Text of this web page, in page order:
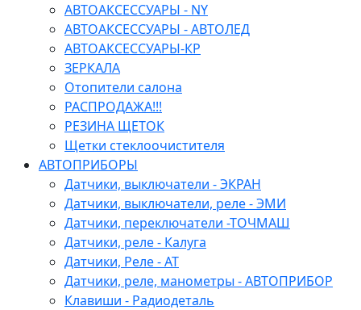
АВТОАКСЕССУАРЫ - NY
АВТОАКСЕССУАРЫ - АВТОЛЕД
АВТОАКСЕССУАРЫ-КР
ЗЕРКАЛА
Отопители салона
РАСПРОДАЖА!!!
РЕЗИНА ЩЕТОК
Щетки стеклоочистителя
АВТОПРИБОРЫ
Датчики, выключатели - ЭКРАН
Датчики, выключатели, реле - ЭМИ
Датчики, переключатели -ТОЧМАШ
Датчики, реле - Калуга
Датчики, Реле - АТ
Датчики, реле, манометры - АВТОПРИБОР
Клавиши - Радиодеталь